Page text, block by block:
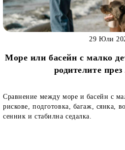
Море или басейн с малко
родителите
29 Юли
Сравнение между море и басейн с
рискове, подготовка, багаж, сянка,
сенник и стабилна седалка.